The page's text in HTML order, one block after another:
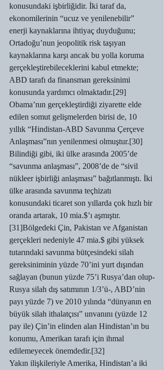
konusundaki işbirliğidir. İki taraf da,
ekonomilerinin “ucuz ve yenilenebilir”
enerji kaynaklarına ihtiyaç duyduğunu;
Ortadoğu’nun jeopolitik risk taşıyan
kaynaklarına karşı ancak bu yolla koruma
gerçekleştirebileceklerini kabul etmekte;
ABD tarafı da finansman gereksinimi
konusunda yardımcı olmaktadır.[29]
Obama’nın gerçekleştirdiği ziyarette elde
edilen somut gelişmelerden birisi de, 10
yıllık “Hindistan-ABD Savunma Çerçeve
Anlaşması”nın yenilenmesi olmuştur.[30]
Bilindiği gibi, iki ülke arasında 2005’de
“savunma anlaşması”, 2008’de de “sivil
nükleer işbirliği anlaşması” bağıtlanmıştı. İki
ülke arasında savunma teçhizatı
konusundaki ticaret son yıllarda çok hızlı bir
oranda artarak, 10 mia.$’ı aşmıştır.
[31]Bölgedeki Çin, Pakistan ve Afganistan
gerçekleri nedeniyle 47 mia.$ gibi yüksek
tutarındaki savunma bütçesindeki silah
gereksiniminin yüzde 70’ini yurt dışından
sağlayan (bunun yüzde 75’i Rusya’dan olup-
Rusya silah dış satımının 1/3’ü-, ABD’nin
payı yüzde 7) ve 2010 yılında “dünyanın en
büyük silah ithalatçısı” unvanını (yüzde 12
pay ile) Çin’in elinden alan Hindistan’ın bu
konumu, Amerikan tarafı için ihmal
edilemeyecek önemdedir.[32]
Yakın ilişkileriyle Amerika, Hindistan’a iki